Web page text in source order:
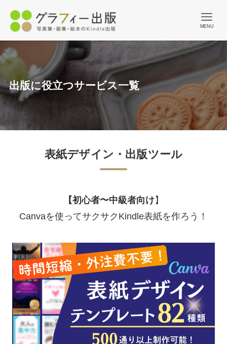
MENU
出版に役立つサービス一覧
表紙デザイン・出版ツール
【初心者〜中級者向け】
Canvaを使ってサクサクKindle表紙を作ろう！